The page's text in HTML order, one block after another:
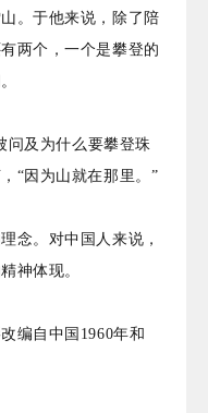
。于他来说，除了陪
两个，一个是攀登的
问及为什么要攀登珠
“因为山就在那里。”
念。对中国人来说，
神体现。
编自中国1960年和